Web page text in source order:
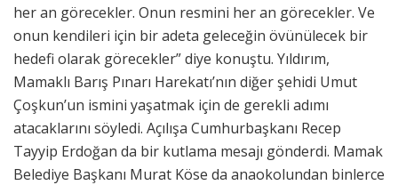
her an görecekler. Onun resmini her an görecekler. Ve
onun kendileri için bir adeta geleceğin övünülecek bir
hedefi olarak görecekler” diye konuştu. Yıldırım,
Mamaklı Barış Pınarı Harekatı’nın diğer şehidi Umut
Çoşkun’un ismini yaşatmak için de gerekli adımı
atacaklarını söyledi. Açılışa Cumhurbaşkanı Recep
Tayyip Erdoğan da bir kutlama mesajı gönderdi. Mamak
Belediye Başkanı Murat Köse da anaokolundan binlerce